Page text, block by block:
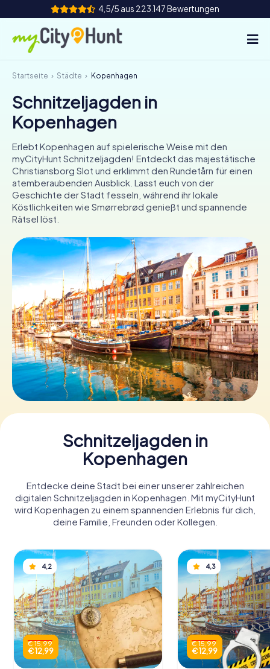
4,5/5 aus 223.147 Bewertungen
So funktioniert's
Städte
Touren
Teamevent
Tickets
INT
ES
FR UK
IE
IT
NL
Tickets buchen
Gutscheine bestellen
Startseite Städte Kopenhagen
Schnitzeljagden in
Kopenhagen
Erlebt Kopenhagen auf spielerische Weise mit den
myCityHunt Schnitzeljagden! Entdeckt das majestätische
Christiansborg Slot und erklimmt den Rundetårn für einen
atemberaubenden Ausblick. Lasst euch von der
Geschichte der Stadt fesseln, während ihr lokale
Köstlichkeiten wie Smørrebrød genießt und spannende
Rätsel löst.
Schnitzeljagden in
Kopenhagen
Entdecke deine Stadt bei einer unserer zahlreichen
digitalen Schnitzeljagden in Kopenhagen. Mit myCityHunt
wird Kopenhagen zu einem spannenden Erlebnis für dich,
deine Familie, Freunden oder Kollegen.
4,2
€ 15,99
€ 12,99
4,3
€ 15,99
€ 12,99